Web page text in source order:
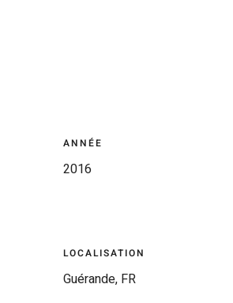
ANNÉE
2016
LOCALISATION
Guérande, FR